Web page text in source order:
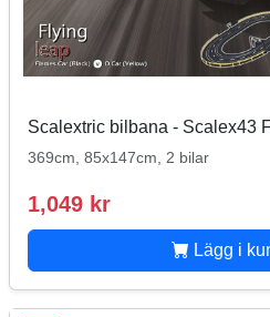
Scalextric bilbana - Scalex43
369cm, 85x147cm, 2 bilar
1,049 kr
Lägg i